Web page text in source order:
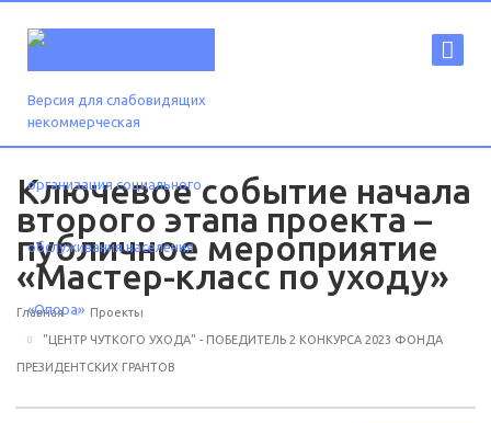
Версия для слабовидящих
Ключевое событие начала
второго этапа проекта –
публичное мероприятие
«Мастер-класс по уходу»
Главная Проекты
"ЦЕНТР ЧУТКОГО УХОДА" - ПОБЕДИТЕЛЬ 2 КОНКУРСА 2023 ФОНДА
ПРЕЗИДЕНТСКИХ ГРАНТОВ